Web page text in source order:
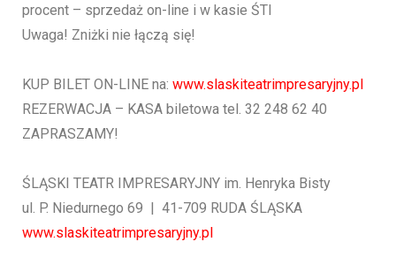
procent – sprzedaż on-line i w kasie ŚTI
Uwaga! Zniżki nie łączą się!
KUP BILET ON-LINE na: www.slaskiteatrimpresaryjny.pl
REZERWACJA – KASA biletowa tel. 32 248 62 40
ZAPRASZAMY!
ŚLĄSKI TEATR IMPRESARYJNY im. Henryka Bisty
ul. P. Niedurnego 69 | 41-709 RUDA ŚLĄSKA
www.slaskiteatrimpresaryjny.pl